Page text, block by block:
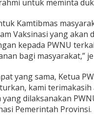
o
r
a
m
V
a
s
i
n
d
a
untuk meminta
Kamtibmas
Vaksinasi yang akan
kepada PWNU
bagi masyarakat,”
yang sama, Ketua
kami
yang dilaksanakan
Pemerintah Provinsi.